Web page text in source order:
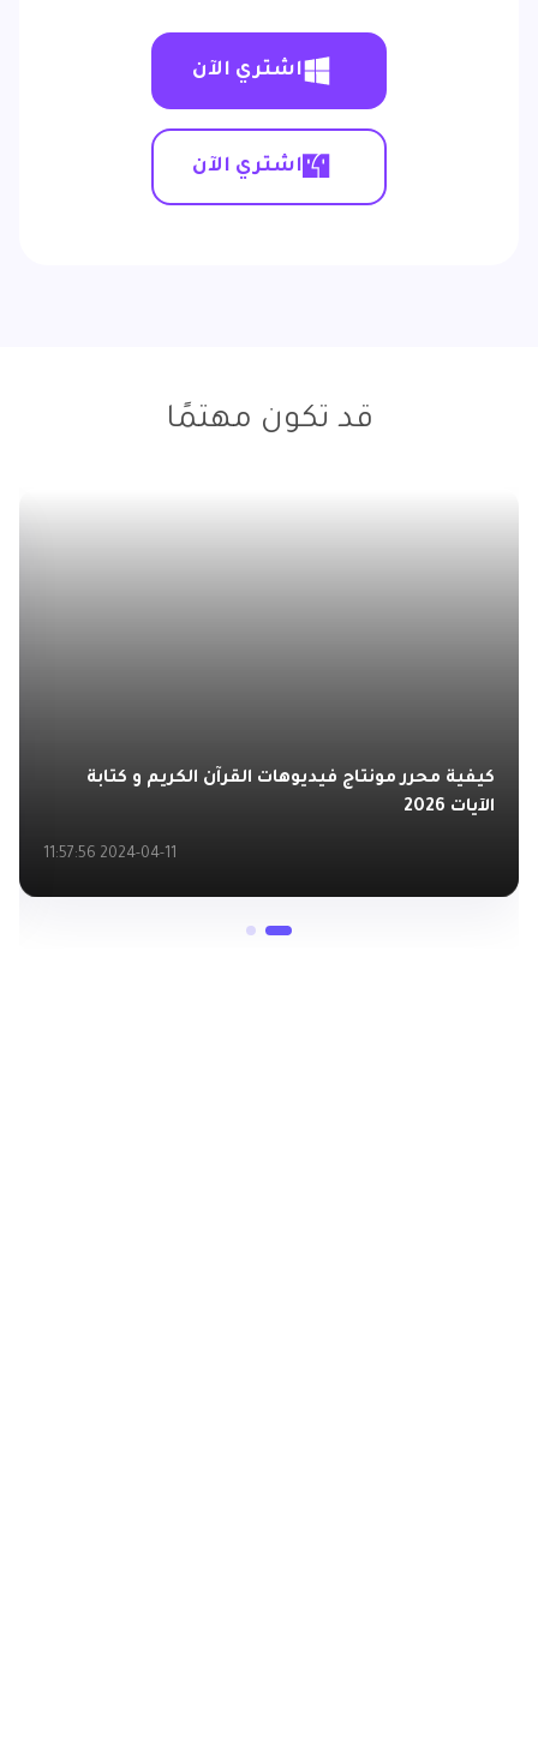
اشتري الآن
اشتري الآن
قد تكون مهتمًا
كيفية محرر مونتاج فيديوهات القرآن الكريم و كتابة
الآيات 2026
2024-04-11 11:57:56